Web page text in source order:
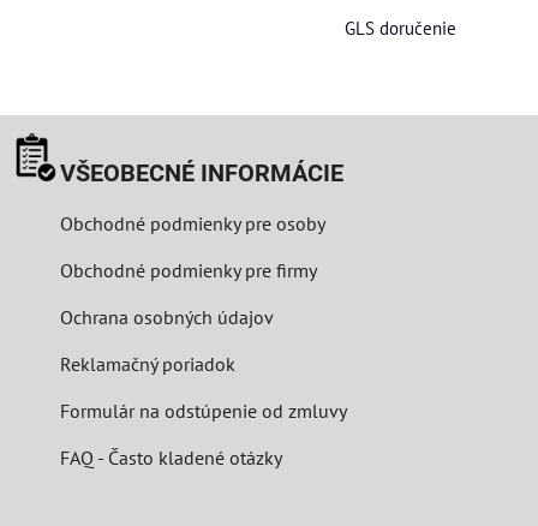
GLS doručenie
VŠEOBECNÉ INFORMÁCIE
Obchodné podmienky pre osoby
Obchodné podmienky pre firmy
Ochrana osobných údajov
Reklamačný poriadok
Formulár na odstúpenie od zmluvy
FAQ - Často kladené otázky